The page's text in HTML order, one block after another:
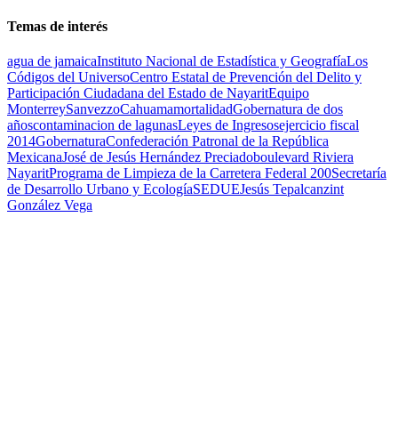
Temas de interés
agua de jamaicaInstituto Nacional de Estadística y GeografíaLos
Códigos del UniversoCentro Estatal de Prevención del Delito y
Participación Ciudadana del Estado de NayaritEquipo
MonterreySanvezzoCahuamamortalidadGobernatura de dos
añoscontaminacion de lagunasLeyes de Ingresosejercicio fiscal
2014GobernaturaConfederación Patronal de la República
MexicanaJosé de Jesús Hernández Preciadoboulevard Riviera
NayaritPrograma de Limpieza de la Carretera Federal 200Secretaría
de Desarrollo Urbano y EcologíaSEDUEJesús Tepalcanzint
González Vega